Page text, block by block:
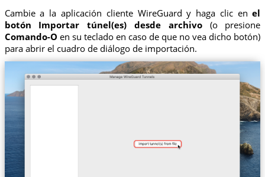
Cambie a la aplicación cliente WireGuard y haga clic enel
botón Importar túnel(es) desde archivo(o presione
Comando-O en su teclado en caso de que no vea dicho botón)
para abrir el cuadro de diálogo de importación.